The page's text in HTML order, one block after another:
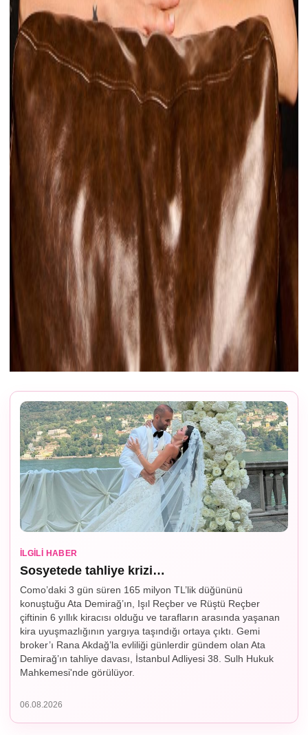
İLGILI HABER
Sosyetede tahliye krizi…
Como’daki 3 gün süren 165 milyon TL’lik düğününü
konuştuğu Ata Demirağ’ın, Işıl Reçber ve Rüştü Reçber
çiftinin 6 yıllık kiracısı olduğu ve tarafların arasında yaşanan
kira uyuşmazlığının yargıya taşındığı ortaya çıktı. Gemi
broker’ı Rana Akdağ’la evliliği günlerdir gündem olan Ata
Demirağ’ın tahliye davası, İstanbul Adliyesi 38. Sulh Hukuk
Mahkemesi'nde görülüyor.
06.08.2026